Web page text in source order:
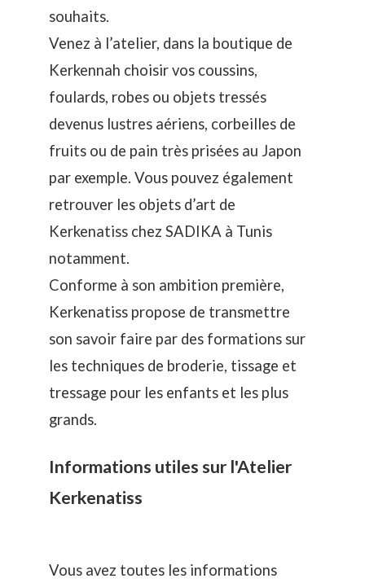
souhaits.
Venez à l’atelier, dans la boutique de
Kerkennah choisir vos coussins,
foulards, robes ou objets tressés
devenus lustres aériens, corbeilles de
fruits ou de pain très prisées au Japon
par exemple. Vous pouvez également
retrouver les objets d’art de
Kerkenatiss chez SADIKA à Tunis
notamment.
Conforme à son ambition première,
Kerkenatiss propose de transmettre
son savoir faire par des formations sur
les techniques de broderie, tissage et
tressage pour les enfants et les plus
grands.
Informations utiles sur l'Atelier
Kerkenatiss
Vous avez toutes les informations